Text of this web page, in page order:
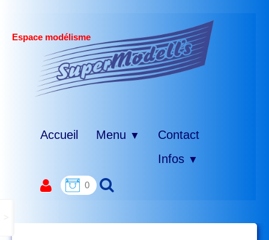
Espace modélisme
Accueil Menu ▼
Contact
Infos ▼
0